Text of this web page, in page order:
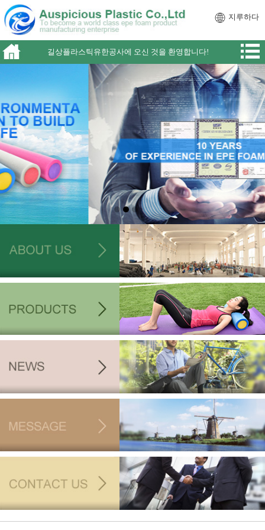
지루하다
길상플라스틱유한공사에 오신 것을 환영합니다!